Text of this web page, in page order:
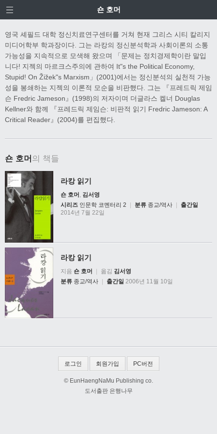
숀 호머
영국 셰필드 대학 정신치료연구센터를 거쳐 현재 그리스 시티 칼리지
미디어학부 학과장이다. 그는 라캉의 정신분석학과 사회이론의 소통
가능성을 지속적으로 모색해 왔으며 「문제는 정치경제학이란 말입
니다! 지젝의 마르크스주의에 관하여 It"s the Political Economy,
Stupid! On Žižek"s Marxism」(2001)에서는 정신분석의 실천적 가능
성을 봉쇄하는 지젝의 이론적 모순을 비판했다. 그는 『프레드릭 제임
슨 Fredric Jameson』(1998)의 저자이며 더글라스 켈너 Douglas
Kellner와 함께 『프레드릭 제임슨: 비판적 읽기 Fredric Jameson: A
Critical Reader』(2004)를 편집했다.
숀 호머 의 책들
라캉 읽기
숀 호머 , 김서영
시리즈 인문학 코멘터리 2 분류 종교/역사
출간일
2014년 7월 22일
라캉 읽기
지음 숀 호머 옮김 김서영
분류 종교/역사 | 출간일 2006년 11월 10일
로그인 회원가입 PC버전
© EunHaengNaMu Publishing co.
도서출판 은행나무